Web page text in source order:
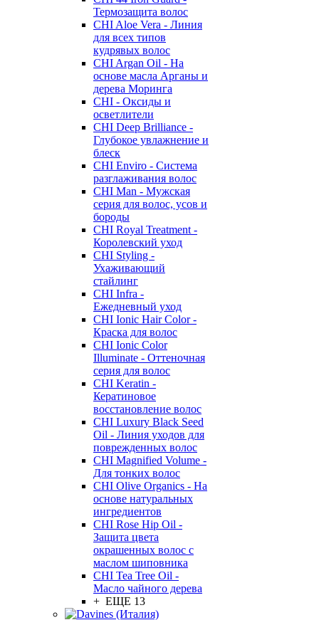
Термозащита волос
CHI Aloe Vera - Линия
для всех типов
кудрявых волос
CHI Argan Oil - На
основе масла Арганы и
дерева Моринга
CHI - Оксиды и
осветлители
CHI Deep Brilliance -
Глубокое увлажнение и
блеск
CHI Enviro - Система
разглаживания волос
CHI Man - Мужская
серия для волос, усов и
бороды
CHI Royal Treatment -
Королевский уход
CHI Styling -
Ухаживающий
стайлинг
CHI Infra -
Ежедневный уход
CHI Ionic Hair Color -
Краска для волос
CHI Ionic Color
Illuminate - Оттеночная
серия для волос
CHI Keratin -
Кератиновое
восстановление волос
CHI Luxury Black Seed
Oil - Линия уходов для
поврежденных волос
CHI Magnified Volume -
Для тонких волос
CHI Olive Organics - На
основе натуральных
ингредиентов
CHI Rose Hip Oil -
Защита цвета
окрашенных волос с
маслом шиповника
CHI Tea Tree Oil -
Масло чайного дерева
+ ЕЩЕ 13